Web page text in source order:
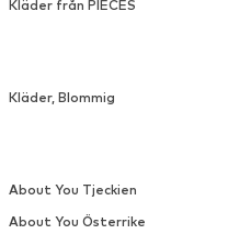
Kläder från PIECES
Kläder, Blommig
About You Tjeckien
About You Österrike